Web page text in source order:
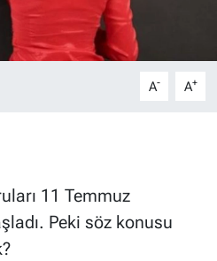
A- A+
11 Temmuz
Peki söz konusu